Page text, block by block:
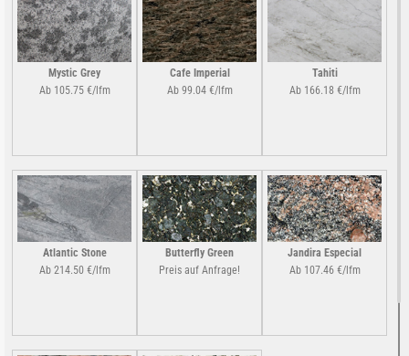
Mystic Grey
Ab 105.75 €/lfm
Cafe Imperial
Ab 99.04 €/lfm
Tahiti
Ab 166.18 €/lfm
Atlantic Stone
Ab 214.50 €/lfm
Butterfly Green
Preis auf Anfrage!
Jandira Especial
Ab 107.46 €/lfm